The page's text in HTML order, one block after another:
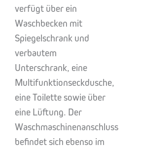
verfügt über ein
Waschbecken mit
Spiegelschrank und
verbautem
Unterschrank, eine
Multifunktionseckdusche,
eine Toilette sowie über
eine Lüftung. Der
Waschmaschinenanschluss
befindet sich ebenso im